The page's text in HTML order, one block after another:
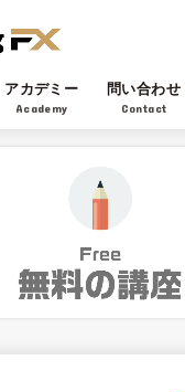
アカデミー
Academy
問い合わせ
Contact